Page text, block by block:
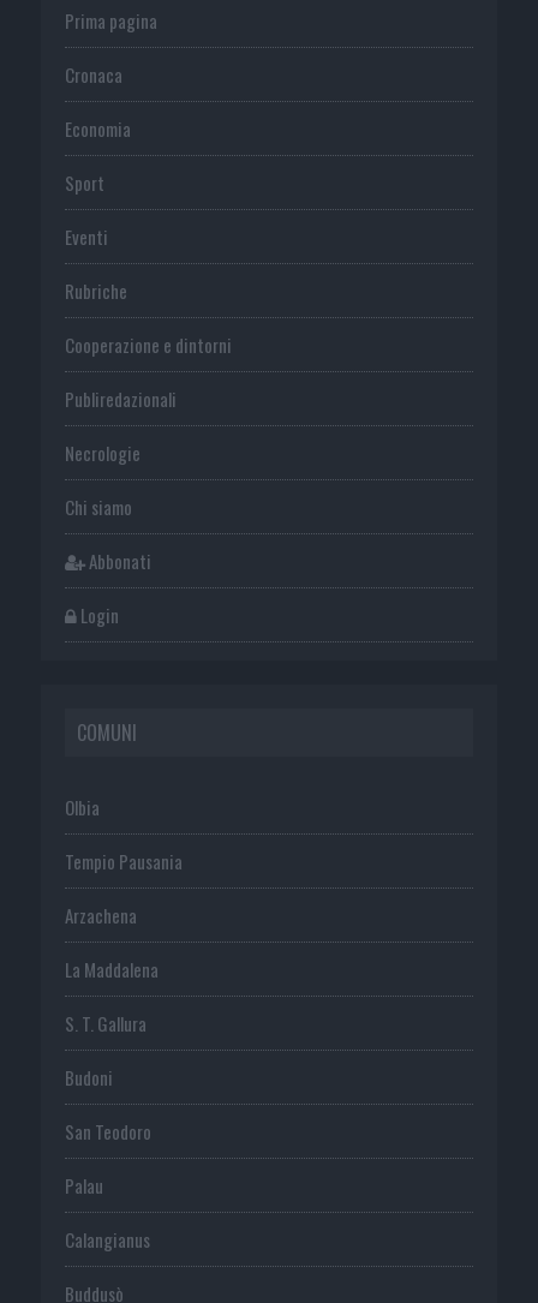
Prima pagina
Cronaca
Economia
Sport
Eventi
Rubriche
Cooperazione e dintorni
Publiredazionali
Necrologie
Chi siamo
Abbonati
Login
COMUNI
Olbia
Tempio Pausania
Arzachena
La Maddalena
S. T. Gallura
Budoni
San Teodoro
Palau
Calangianus
Buddusò